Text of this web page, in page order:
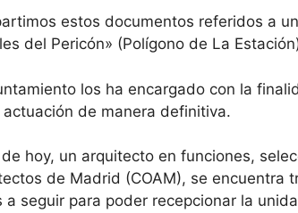
estos documentos referidos a
del Pericón» (Polígono de La
los ha encargado con la
actuación de manera definitiva.
hoy, un arquitecto en funciones,
de Madrid (COAM), se encuentra
a seguir para poder recepcionar la